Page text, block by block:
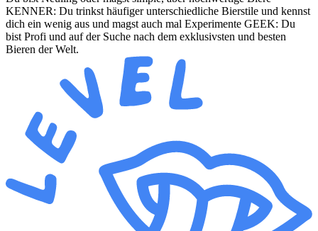
KENNER: Du trinkst häufiger unterschiedliche Bierstile und kennst
dich ein wenig aus und magst auch mal Experimente GEEK: Du
bist Profi und auf der Suche nach dem exklusivsten und besten
Bieren der Welt.